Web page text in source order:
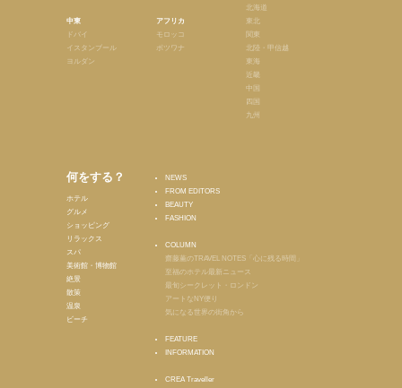
中東
ドバイ
イスタンブール
ヨルダン
アフリカ
モロッコ
ボツワナ
北海道
東北
関東
北陸・甲信越
東海
近畿
中国
四国
九州
何をする？
ホテル
グルメ
ショッピング
リラックス
スパ
美術館・博物館
絶景
散策
温泉
ビーチ
NEWS
FROM EDITORS
BEAUTY
FASHION
COLUMN
齋藤薫のTRAVEL NOTES「心に残る時間」
至福のホテル最新ニュース
最旬シークレット・ロンドン
アートなNY便り
気になる世界の街角から
FEATURE
INFORMATION
CREA Traveller